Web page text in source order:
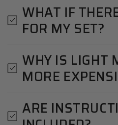
WHAT IF
FOR MY SET?
WHY IS LIGHT
MORE
ARE